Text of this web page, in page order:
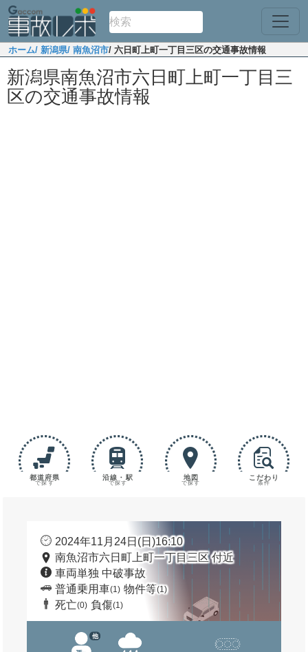
ホーム/ 新潟県/ 南魚沼市/ 六日町上町一丁目三区の交通事故情報
新潟県南魚沼市六日町上町一丁目三
区の交通事故情報
都道府県
で探す
沿線・駅
で探す
地図
で探す
こだわり
条件
2024年11月24日(日)16:10
南魚沼市六日町上町一丁目三区 付近
車両単独 中破事故
普通乗用車(1) 物件等(1)
死亡(0) 負傷(1)
他